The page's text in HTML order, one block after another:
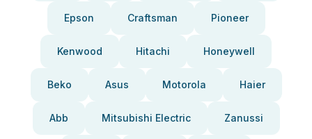
Epson Craftsman Pioneer
Kenwood Hitachi Honeywell
Beko Asus Motorola Haier
Abb Mitsubishi Electric Zanussi